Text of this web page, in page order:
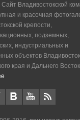
Сайт Владивостокской
и красочная
крепости,
подземных,
индустриальных и
объектов
края и Дальнего